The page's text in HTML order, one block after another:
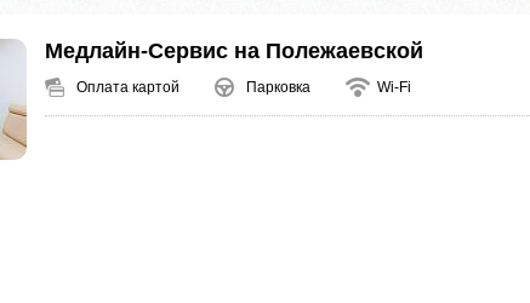
Медлайн-Сервис на Полежаевской
Оплата картой Парковка Wi-Fi